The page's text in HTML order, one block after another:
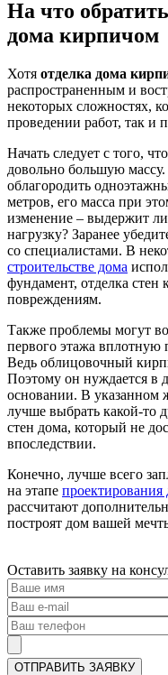
На что
дома кирпичом
Хотя отделка дома
распространенным и
некоторых сложностях,
проведении работ, так и
Начать следует с того,
довольно большую
облагородить
метров, его масса при
изменение – выдержит
нагрузку? Заранее
со специалистами. В
строительстве дома
фундамент, отделка
повреждениям.
Также проблемы могут
первого этажа вплотную
Ведь облицовочный
Поэтому он нуждается в
основании. В указанном
лучше выбрать какой-то
стен дома, который не
впоследствии.
Конечно, лучше всего
на этапе проектирования
рассчитают
построят дом вашей
Оставить заявку на